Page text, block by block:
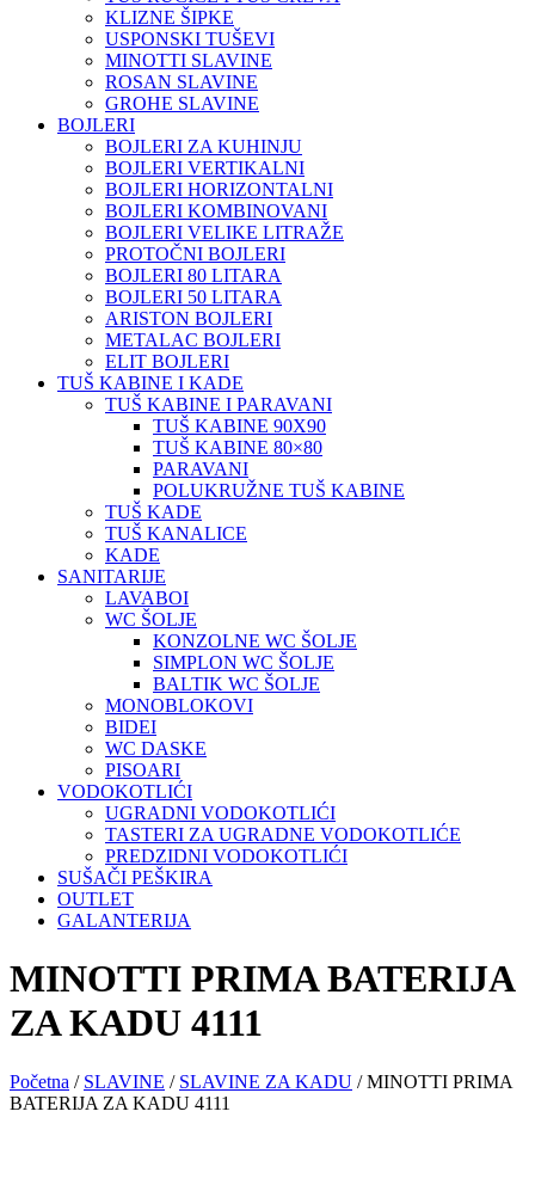
KLIZNE ŠIPKE
USPONSKI TUŠEVI
MINOTTI SLAVINE
ROSAN SLAVINE
GROHE SLAVINE
BOJLERI
BOJLERI ZA KUHINJU
BOJLERI VERTIKALNI
BOJLERI HORIZONTALNI
BOJLERI KOMBINOVANI
BOJLERI VELIKE LITRAŽE
PROTOČNI BOJLERI
BOJLERI 80 LITARA
BOJLERI 50 LITARA
ARISTON BOJLERI
METALAC BOJLERI
ELIT BOJLERI
TUŠ KABINE I KADE
TUŠ KABINE I PARAVANI
TUŠ KABINE 90X90
TUŠ KABINE 80×80
PARAVANI
POLUKRUŽNE TUŠ KABINE
TUŠ KADE
TUŠ KANALICE
KADE
SANITARIJE
LAVABOI
WC ŠOLJE
KONZOLNE WC ŠOLJE
SIMPLON WC ŠOLJE
BALTIK WC ŠOLJE
MONOBLOKOVI
BIDEI
WC DASKE
PISOARI
VODOKOTLIĆI
UGRADNI VODOKOTLIĆI
TASTERI ZA UGRADNE VODOKOTLIĆE
PREDZIDNI VODOKOTLIĆI
SUŠAČI PEŠKIRA
OUTLET
GALANTERIJA
MINOTTI PRIMA BATERIJA
ZA KADU 4111
Početna / SLAVINE / SLAVINE ZA KADU / MINOTTI PRIMA
BATERIJA ZA KADU 4111